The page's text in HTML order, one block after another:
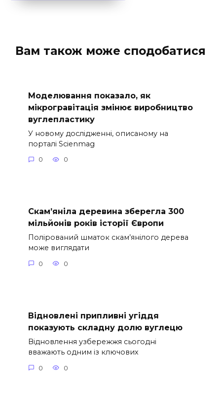
Вам також може сподобатися
Моделювання показало, як
мікрогравітація змінює виробництво
вуглепластику
У новому дослідженні, описаному на
порталі Scienmag
0 0
Скам’яніла деревина зберегла 300
мільйонів років історії Європи
Полірований шматок скам’янілого дерева
може виглядати
0 0
Відновлені припливні угіддя
показують складну долю вуглецю
Відновлення узбережжя сьогодні
вважають одним із ключових
0 0